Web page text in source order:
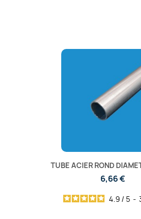
TUBE ACIER ROND
6,66 €
4.9 / 5 -